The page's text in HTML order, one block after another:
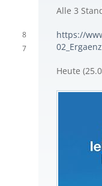
8
7
Alle 3
https://
Heute